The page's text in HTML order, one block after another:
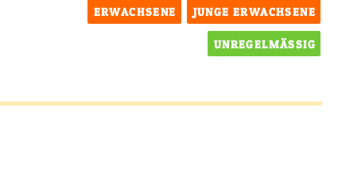
ERWACHSENE JUNGE ERWACHSENE
UNREGELMÄSSIG